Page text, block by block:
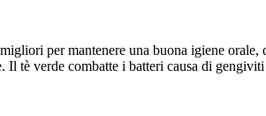
per mantenere una buona igiene orale,
tè verde combatte i batteri causa di